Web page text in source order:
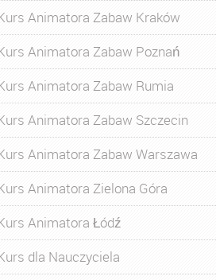
Animatora Zabaw Kraków
Animatora Zabaw Poznań
Animatora Zabaw Rumia
Animatora Zabaw Szczecin
Animatora Zabaw Warszawa
Animatora Zielona Góra
Animatora Łódź
dla Nauczyciela